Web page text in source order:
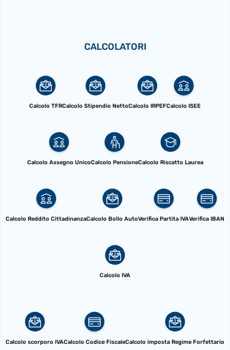
CALCOLATORI
Calcolo TFRCalcolo Stipendio NettoCalcolo IRPEFCalcolo ISEE
Calcolo Assegno UnicoCalcolo PensioneCalcolo Riscatto Laurea
Calcolo Reddito CittadinanzaCalcolo Bollo AutoVerifica Partita IVAVerifica IBAN
Calcolo IVA
Calcolo scorporo IVACalcolo Codice FiscaleCalcolo imposta Regime Forfettario